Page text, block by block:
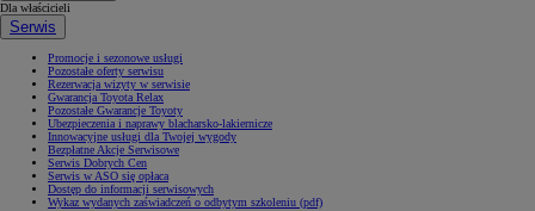
Dla właścicieli
Serwis
Promocje i sezonowe usługi
Pozostałe oferty serwisu
Rezerwacja wizyty w serwisie
Gwarancja Toyota Relax
Pozostałe Gwarancje Toyoty
Ubezpieczenia i naprawy blacharsko-lakiernicze
Innowacyjne usługi dla Twojej wygody
Bezpłatne Akcje Serwisowe
Serwis Dobrych Cen
Serwis w ASO się opłaca
Dostęp do informacji serwisowych
Wykaz wydanych zaświadczeń o odbytym szkoleniu (pdf)